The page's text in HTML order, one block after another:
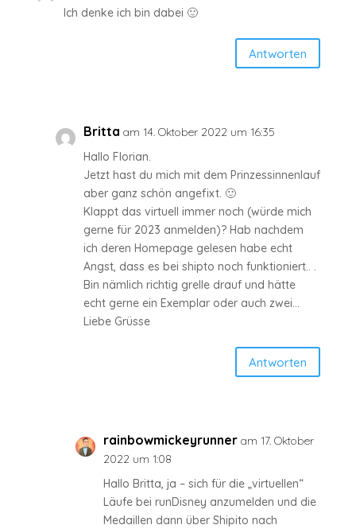
Ich denke ich bin dabei 🙂
Antworten
Britta am 14. Oktober 2022 um 16:35
Hallo Florian.
Jetzt hast du mich mit dem Prinzessinnenlauf
aber ganz schön angefixt. 🙂
Klappt das virtuell immer noch (würde mich
gerne für 2023 anmelden)? Hab nachdem
ich deren Homepage gelesen habe echt
Angst, dass es bei shipto noch funktioniert.. .
Bin nämlich richtig grelle drauf und hätte
echt gerne ein Exemplar oder auch zwei…
Liebe Grüsse
Antworten
rainbowmickeyrunner am 17. Oktober
2022 um 1:08
Hallo Britta, ja – sich für die „virtuellen“
Läufe bei runDisney anzumelden und die
Medaillen dann über Shipito nach